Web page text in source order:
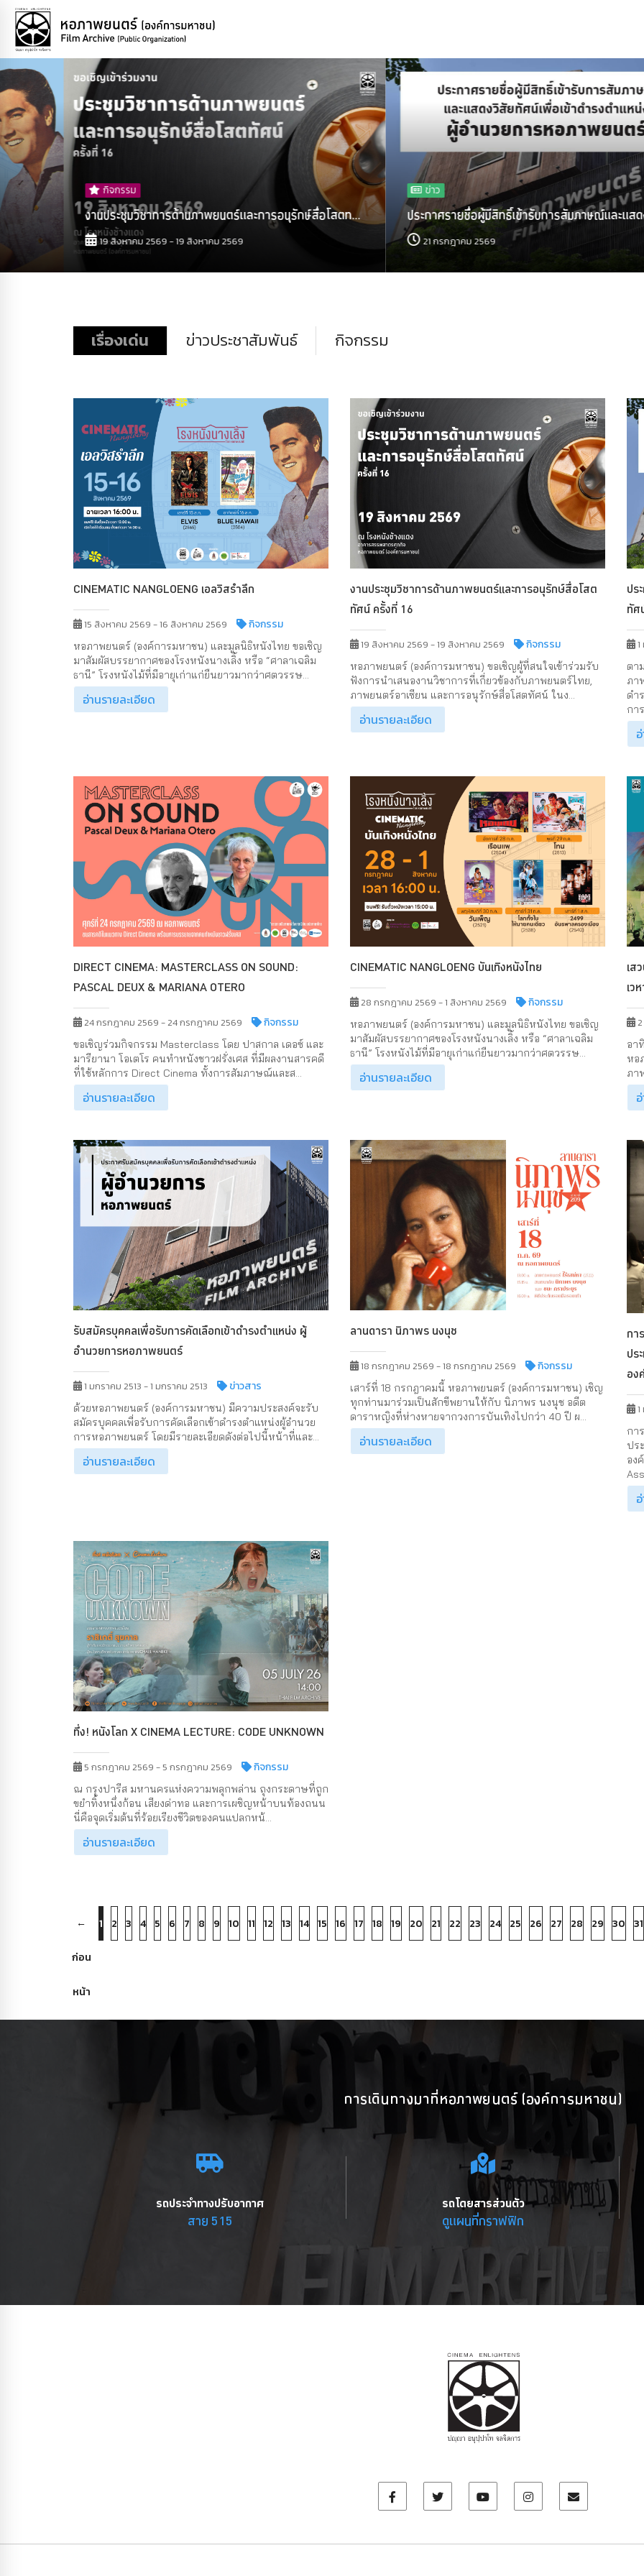
กิจกรรม
งานประชุมวิชาการด้านภาพยนตร์และการอนุรักษ์สื่อโสตท...
19 สิงหาคม 2569 - 19 สิงหาคม 2569
ข่าว
ประกาศรายชื่อผู้มีสิทธิ์เข้ารับการสัมภาษณ์และแสดงว...
21 กรกฎาคม 2569
เรื่องเด่น ข่าวประชาสัมพันธ์ กิจกรรม
CINEMATIC NANGLOENG เอลวิสรำลึก
15 สิงหาคม 2569 - 16 สิงหาคม 2569 กิจกรรม
หอภาพยนตร์ (องค์การมหาชน) และมูลนิธิหนังไทย ขอเชิญ
มาสัมผัสบรรยากาศของโรงหนังนางเลิ้ง หรือ “ศาลาเฉลิม
ธานี” โรงหนังไม้ที่มีอายุเก่าแก่ยืนยาวมากว่าศตวรรษ...
อ่านรายละเอียด
งานประชุมวิชาการด้านภาพยนตร์และการอนุรักษ์สื่อโสต
ทัศน์ ครั้งที่ 16
19 สิงหาคม 2569 - 19 สิงหาคม 2569 กิจกรรม
หอภาพยนตร์ (องค์การมหาชน) ขอเชิญผู้ที่สนใจเข้าร่วมรับ
ฟังการนำเสนองานวิชาการที่เกี่ยวข้องกับภาพยนตร์ไทย,
ภาพยนตร์อาเซียน และการอนุรักษ์สื่อโสตทัศน์ ในง...
อ่านรายละเอียด
ปร
ทัศ
ตา
ภา
ดำ
กา
DIRECT CINEMA: MASTERCLASS ON SOUND:
PASCAL DEUX & MARIANA OTERO
24 กรกฎาคม 2569 - 24 กรกฎาคม 2569 กิจกรรม
ขอเชิญร่วมกิจกรรม Masterclass โดย ปาสกาล เดอซ์ และ
มารียานา โอเตโร คนทำหนังชาวฝรั่งเศส ที่มีผลงานสารคดี
ที่ใช้หลักการ Direct Cinema ทั้งการสัมภาษณ์และส...
อ่านรายละเอียด
CINEMATIC NANGLOENG บันเทิงหนังไทย
28 กรกฎาคม 2569 - 1 สิงหาคม 2569 กิจกรรม
หอภาพยนตร์ (องค์การมหาชน) และมูลนิธิหนังไทย ขอเชิญ
มาสัมผัสบรรยากาศของโรงหนังนางเลิ้ง หรือ “ศาลาเฉลิม
ธานี” โรงหนังไม้ที่มีอายุเก่าแก่ยืนยาวมากว่าศตวรรษ...
อ่านรายละเอียด
เส
เว
อา
หอ
ภา
รับสมัครบุคคลเพื่อรับการคัดเลือกเข้าดำรงตำแหน่ง ผู้
อำนวยการหอภาพยนตร์
1 มกราคม 2513 - 1 มกราคม 2513 ข่าวสาร
ด้วยหอภาพยนตร์ (องค์การมหาชน) มีความประสงค์จะรับ
สมัครบุคคลเพื่อรับการคัดเลือกเข้าดำรงตำแหน่งผู้อำนวย
การหอภาพยนตร์ โดยมีรายละเอียดดังต่อไปนี้หน้าที่และ...
อ่านรายละเอียด
ลานดารา นิภาพร นงนุช
18 กรกฎาคม 2569 - 18 กรกฎาคม 2569 กิจกรรม
เสาร์ที่ 18 กรกฎาคมนี้ หอภาพยนตร์ (องค์การมหาชน) เชิญ
ทุกท่านมาร่วมเป็นสักขีพยานให้กับ นิภาพร นงนุช อดีต
ดาราหญิงที่ห่างหายจากวงการบันเทิงไปกว่า 40 ปี ผ...
อ่านรายละเอียด
กา
ปร
อง
กา
ปร
อง
ทึ่ง! หนังโลก X CINEMA LECTURE: CODE UNKNOWN
5 กรกฎาคม 2569 - 5 กรกฎาคม 2569 กิจกรรม
ณ กรุงปารีส มหานครแห่งความพลุกพล่าน ถุงกระดาษที่ถูก
ขยำทิ้งหนึ่งก้อน เสียงด่าทอ และการเผชิญหน้าบนท้องถนน
นี่คือจุดเริ่มต้นที่ร้อยเรียงชีวิตของคนแปลกหน้...
อ่านรายละเอียด
←
ก่อน
หน้า
1 2 3 4 5 6 7 8 9 10 11 12 13 14 15 16 17 18 19 20 21 22 23 24 25 26 27 28 29 30 31
การเดินทางมาที่หอภาพยนตร์ (องค์การมหาชน)
รถประจำทางปรับอากาศ
สาย 515
รถโดยสารส่วนตัว
ดูแผนที่กราฟฟิก